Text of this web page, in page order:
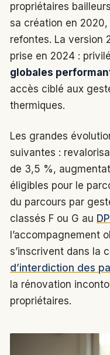
propriétaires
sa création en
refontes. La version
prise en 2024 :
globales
accès ciblé aux
thermiques.
Les grandes
suivantes :
de 3,5 %,
éligibles pour le
du parcours par
classés F ou G au
l’accompagnement
s’inscrivent dans la
d’interdiction des
la rénovation
propriétaires.